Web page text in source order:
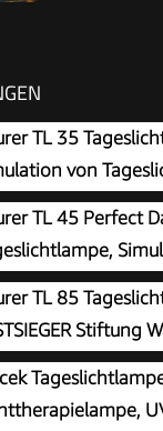
TL 35
von
für
Nacht-
abnehmbarer
TL 45 Perfect
mit 3
Tages-Nacht-
Lighting, ideal
Zuhause
TL 85
Stiftung
von
zur